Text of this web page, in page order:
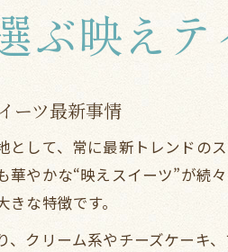
大阪市内で楽し
大阪スイー
大阪市内で
持ち帰りで
映えるスイーツ
大阪映えス
ぶ映え
ーツ最新事情
して、常に最新トレンドの
華やかな“映えスイーツ”が続
な特徴です。
、クリーム系やチーズケーキ